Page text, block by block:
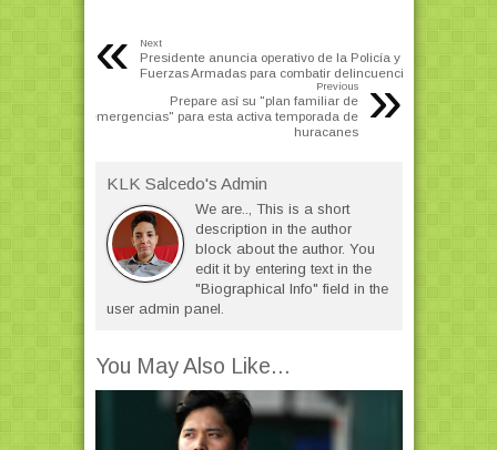
« Next
Presidente anuncia operativo de la Policía y
Fuerzas Armadas para combatir delincuencia
»
Previous
Prepare así su "plan familiar de
emergencias" para esta activa temporada de
huracanes
KLK Salcedo's Admin
We are.., This is a short
description in the author
block about the author. You
edit it by entering text in the
"Biographical Info" field in the
user admin panel.
You May Also Like...